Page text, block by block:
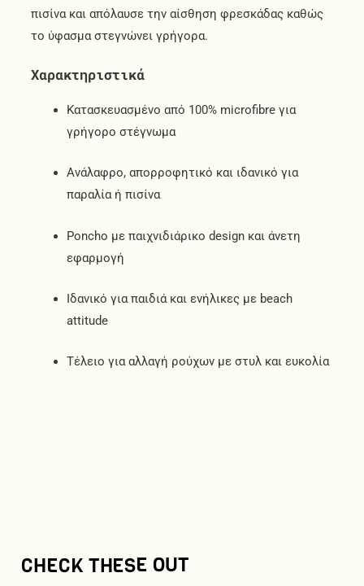
πισίνα και απόλαυσε την αίσθηση φρεσκάδας καθώς
το ύφασμα στεγνώνει γρήγορα.
Χαρακτηριστικά
Κατασκευασμένο από 100% microfibre για
γρήγορο στέγνωμα
Ανάλαφρο, απορροφητικό και ιδανικό για
παραλία ή πισίνα
Poncho με παιχνιδιάρικο design και άνετη
εφαρμογή
Ιδανικό για παιδιά και ενήλικες με beach
attitude
Τέλειο για αλλαγή ρούχων με στυλ και ευκολία
CHECK THESE OUT